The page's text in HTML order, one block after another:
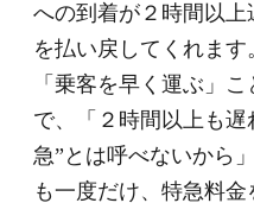
への到着が２時間以
を払い戻してくれま
「乗客を早く運ぶ」
で、「２時間以上も
急”とは呼べないから
も一度だけ、特急料